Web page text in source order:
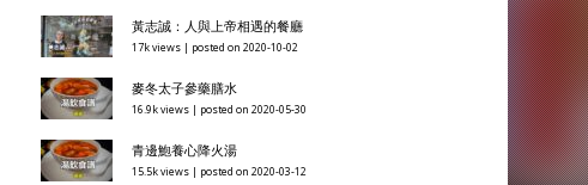
黃志誠：人與上帝相遇的餐廳
17k views posted on 2020-10-02
麥冬太子參藥膳水
16.9k views posted on 2020-05-30
青邊鮑養心降火湯
15.5k views posted on 2020-03-12